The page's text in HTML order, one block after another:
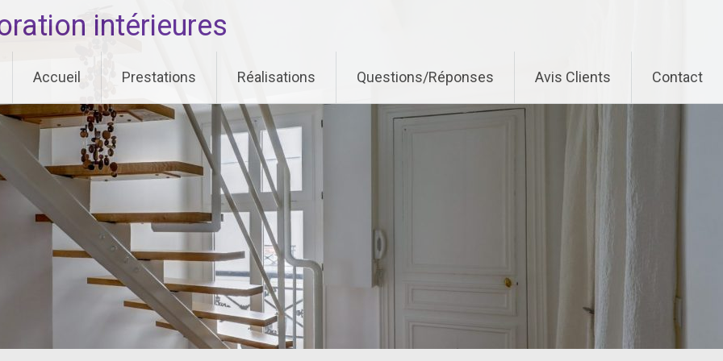
intérieures
Accueil Prestations Réalisations Questions/Réponses Avis Clients Contact